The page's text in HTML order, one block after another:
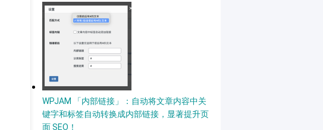
WPJAM 「内部链接」：自动将文章内容中关
键字和标签自动转换成内部链接，显著提升页
面 SEO！